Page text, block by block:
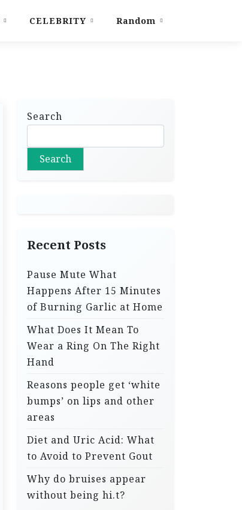
CELEBRITY Random
Search
Search
Recent Posts
Pause Mute What
Happens After 15 Minutes
of Burning Garlic at Home
What Does It Mean To
Wear a Ring On The Right
Hand
Reasons people get ‘white
bumps’ on lips and other
areas
Diet and Uric Acid: What
to Avoid to Prevent Gout
Why do bruises appear
without being hi.t?